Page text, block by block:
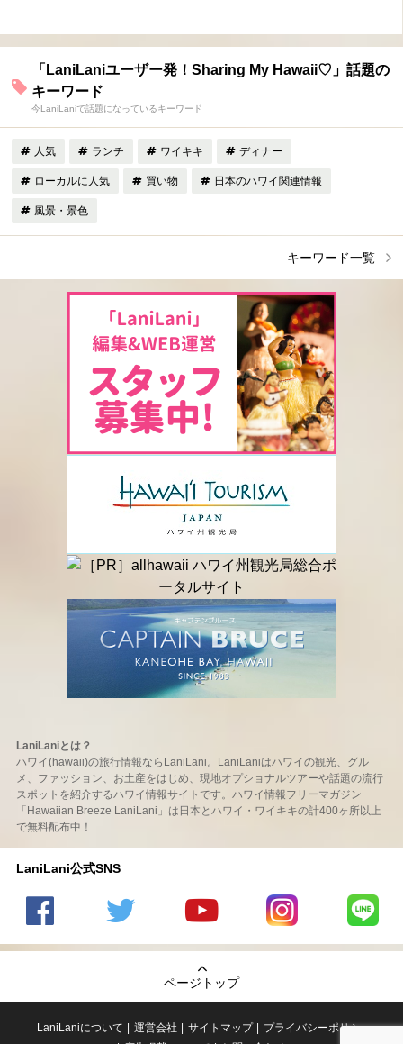
「LaniLaniユーザー発！Sharing My Hawaii♡」話題の
キーワード
今LaniLaniで話題になっているキーワード
人気 ランチ ワイキキ ディナー
ローカルに人気 買い物 日本のハワイ関連情報
風景・景色
キーワード一覧
LaniLaniとは？
ハワイ(hawaii)の旅行情報ならLaniLani。LaniLaniはハワイの観光、グル
メ、ファッション、お土産をはじめ、現地オプショナルツアーや話題の流行
スポットを紹介するハワイ情報サイトです。ハワイ情報フリーマガジン
「Hawaiian Breeze LaniLani」は日本とハワイ・ワイキキの計400ヶ所以上
で無料配布中！
LaniLani公式SNS
の
のtwitter
の
Youtube
チャンネ
ページトップ
LaniLaniについて 運営会社 サイトマップ
プライバシーポリシー